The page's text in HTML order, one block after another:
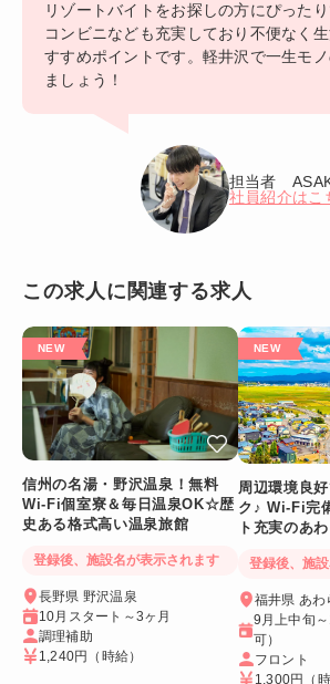
リゾートバイトをお探しの方にぴった
コンビニなども充実しており不便なく
すすめポイントです。軽井沢で一生モ
ましょう！
担当者
社員紹介はこ
この求人に関連する求人
信州の名湯・野沢温泉！無料
Wi-Fi個室寮＆毎日温泉OK☆歴
史ある格式高い温泉旅館
登録後、施設名が表示されます
長野県 野沢温泉
10月スタート～3ヶ月
調理補助
1,240円 （時給）
周辺環境良
ク♪ Wi-Fi完
ト充実のあ
登録後、施
福井県 あわ
9月上中旬
可）
フロント
1,300円 （